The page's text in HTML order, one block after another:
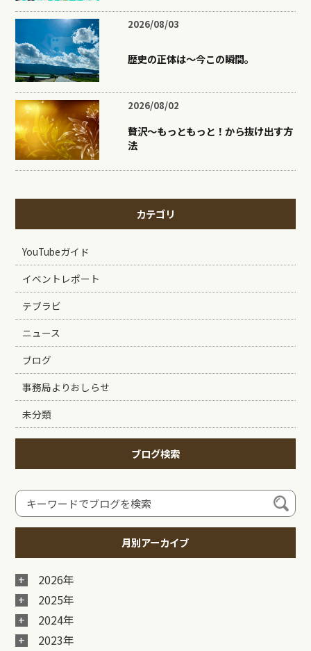
2026/08/03
歴史の正体は〜今この瞬間。
2026/08/02
贅沢〜もっともっと！から抜け出す方
法
カテゴリ
YouTubeガイド
イベントレポート
テブラビ
ニュース
ブログ
事務局よりおしらせ
未分類
ブログ検索
月別アーカイブ
2026年
2025年
2024年
2023年